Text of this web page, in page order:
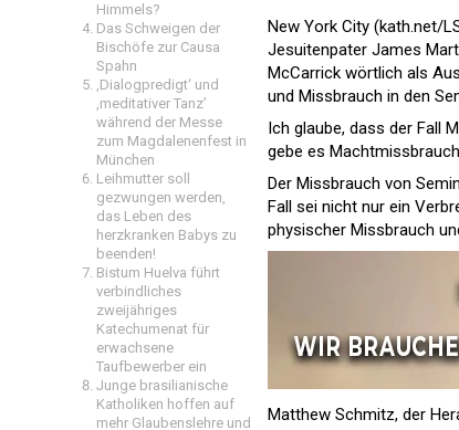
Himmels?
Das Schweigen der
Bischöfe zur Causa
Spahn
‚Dialogpredigt‘ und
‚meditativer Tanz’
während der Messe
zum Magdalenenfest in
München
Leihmutter soll
gezwungen werden,
das Leben des
herzkranken Babys zu
beenden!
Bistum Huelva führt
verbindliches
zweijähriges
Katechumenat für
erwachsene
Taufbewerber ein
Junge brasilianische
Katholiken hoffen auf
mehr Glaubenslehre und
New York City (kath.net/
Jesuitenpater James
McCarrick wörtlich als
und Missbrauch in den
Ich glaube, dass der Fall
gebe es
Der Missbrauch von
Fall sei nicht nur ein
physischer Missbrauch
Matthew Schmitz, der